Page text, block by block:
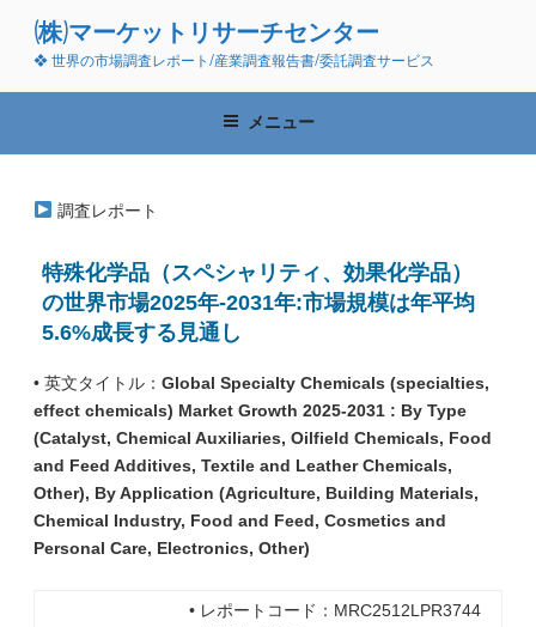
ン
(株)マーケットリサーチセンター
❖ 世界の市場調査レポート/産業調査報告書/委託調査サービス
メニュー
調査レポート
特殊化学品（スペシャリティ、効果化学品）
の世界市場2025年-2031年:市場規模は年平均
5.6%成長する見通し
• 英文タイトル： Global Specialty Chemicals (specialties,
effect chemicals) Market Growth 2025-2031 : By Type
(Catalyst, Chemical Auxiliaries, Oilfield Chemicals, Food
and Feed Additives, Textile and Leather Chemicals,
Other), By Application (Agriculture, Building Materials,
Chemical Industry, Food and Feed, Cosmetics and
Personal Care, Electronics, Other)
• レポートコード：MRC2512LPR3744